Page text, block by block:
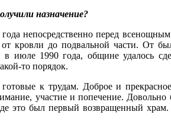
назначение?
непосредственно перед
кровли до подвальной части. От
июле 1990 года, общине удалось
то порядок.
к трудам. Доброе и
участие и попечение. Довольно
это был первый возвращенный храм.